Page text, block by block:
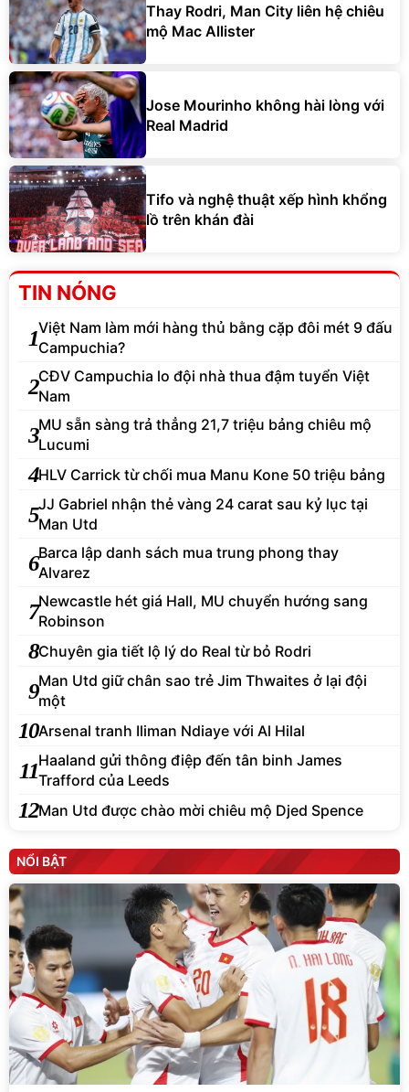
Thay Rodri, Man City liên hệ chiêu
mộ Mac Allister
Jose Mourinho không hài lòng với
Real Madrid
Tifo và nghệ thuật xếp hình khổng
lồ trên khán đài
TIN NÓNG
1Việt Nam làm mới hàng thủ bằng cặp đôi mét 9 đấu
Campuchia?
2CĐV Campuchia lo đội nhà thua đậm tuyển Việt
Nam
3MU sẵn sàng trả thẳng 21,7 triệu bảng chiêu mộ
Lucumi
4HLV Carrick từ chối mua Manu Kone 50 triệu bảng
5JJ Gabriel nhận thẻ vàng 24 carat sau kỷ lục tại
Man Utd
6Barca lập danh sách mua trung phong thay
Alvarez
7Newcastle hét giá Hall, MU chuyển hướng sang
Robinson
8Chuyên gia tiết lộ lý do Real từ bỏ Rodri
9Man Utd giữ chân sao trẻ Jim Thwaites ở lại đội
một
10Arsenal tranh Iliman Ndiaye với Al Hilal
11Haaland gửi thông điệp đến tân binh James
Trafford của Leeds
12Man Utd được chào mời chiêu mộ Djed Spence
NỔI BẬT